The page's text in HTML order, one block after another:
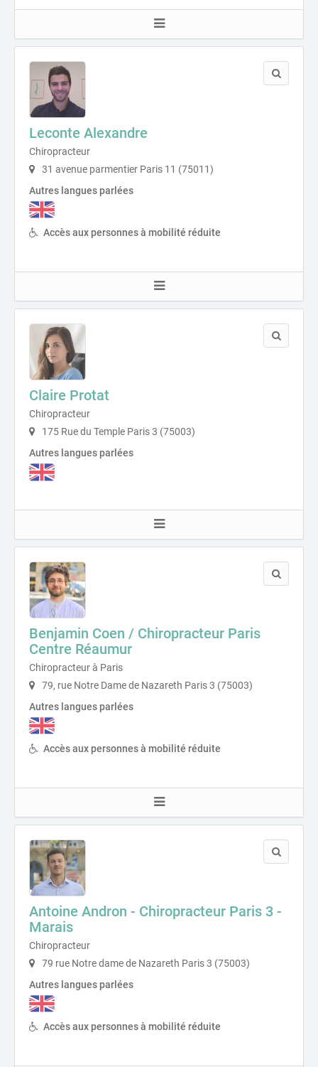
Leconte Alexandre
Chiropracteur
31 avenue parmentier Paris 11 (75011)
Autres langues parlées
Accès aux personnes à mobilité réduite
Claire Protat
Chiropracteur
175 Rue du Temple Paris 3 (75003)
Autres langues parlées
Benjamin Coen / Chiropracteur Paris
Centre Réaumur
Chiropracteur à Paris
79, rue Notre Dame de Nazareth Paris 3 (75003)
Autres langues parlées
Accès aux personnes à mobilité réduite
Antoine Andron - Chiropracteur Paris 3 -
Marais
Chiropracteur
79 rue Notre dame de Nazareth Paris 3 (75003)
Autres langues parlées
Accès aux personnes à mobilité réduite